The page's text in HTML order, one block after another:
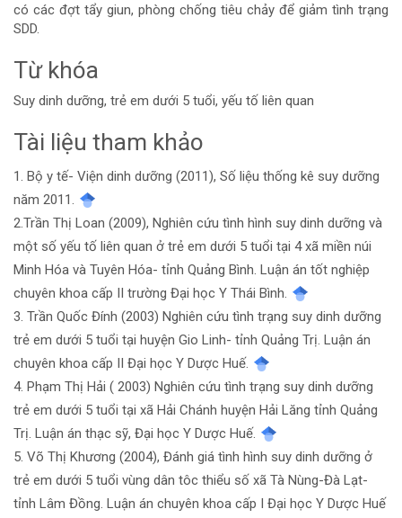
có các đợt tẩy giun, phòng chống tiêu chảy để giảm tình trạng
SDD.
Từ khóa
Suy dinh dưỡng, trẻ em dưới 5 tuổi, yếu tố liên quan
Chi
tiết
bài
viết
Tài liệu tham khảo
1. Bộ y tế- Viện dinh dưỡng (2011), Số liệu thống kê suy dưỡng
năm 2011.
2.Trần Thị Loan (2009), Nghiên cứu tình hình suy dinh dưỡng và
một số yếu tố liên quan ở trẻ em dưới 5 tuổi tại 4 xã miền núi
Minh Hóa và Tuyên Hóa- tỉnh Quảng Bình. Luận án tốt nghiệp
chuyên khoa cấp II trường Đại học Y Thái Bình.
3. Trần Quốc Đính (2003) Nghiên cứu tình trạng suy dinh dưỡng
trẻ em dưới 5 tuổi tại huyện Gio Linh- tỉnh Quảng Trị. Luận án
chuyên khoa cấp II Đại học Y Dược Huế.
4. Phạm Thị Hải ( 2003) Nghiên cứu tình trạng suy dinh dưỡng
trẻ em dưới 5 tuổi tại xã Hải Chánh huyện Hải Lăng tỉnh Quảng
Trị. Luận án thạc sỹ, Đại học Y Dược Huế.
5. Võ Thị Khương (2004), Đánh giá tình hình suy dinh dưỡng ở
trẻ em dưới 5 tuổi vùng dân tôc thiểu số xã Tà Nùng-Đà Lạt-
tỉnh Lâm Đồng. Luận án chuyên khoa cấp I Đại học Y Dược Huế